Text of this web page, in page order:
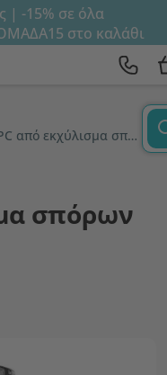
| -15% σε όλα
στο καλάθι
OPC από εκχύλισμα σπόρων σταφυλιού
σπόρων